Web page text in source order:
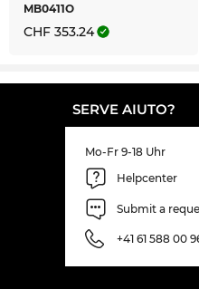
MB0411O
CHF 353.24
SERVE AIUTO?
Mo-Fr 9-18 Uhr
Helpcenter
Submit a
+41 61 588 00